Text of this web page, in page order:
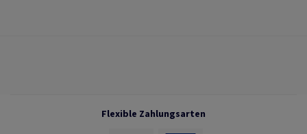
Flexible Zahlungsarten